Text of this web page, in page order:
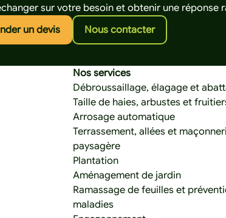
sur votre besoin et obtenir une réponse
un devisCliquez ici pour demander un devis
Nous contacterCliquez ici pour
Nos services
Débroussaillage, élagage et
Taille de haies, arbustes et
Arrosage automatique
Terrassement, allées et
paysagère
Plantation
Aménagement de jardin
Ramassage de feuilles et
maladies